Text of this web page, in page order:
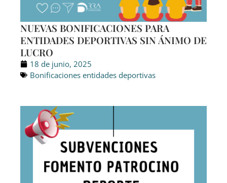
NUEVAS BONIFICACIONES PARA
ENTIDADES DEPORTIVAS SIN ÁNIMO DE
LUCRO
18 de junio, 2025
Bonificaciones entidades deportivas